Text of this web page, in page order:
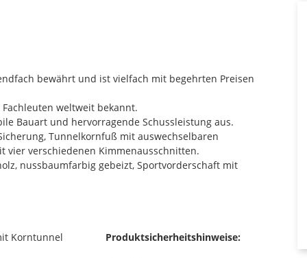
bewährt und ist vielfach mit begehrten Preisen
weltweit bekannt.
Bauart und hervorragende Schussleistung aus.
Tunnelkornfuß mit auswechselbaren
verschiedenen Kimmenausschnitten.
nussbaumfarbig gebeizt, Sportvorderschaft mit
Korntunnel Produktsicherheitshinweise: